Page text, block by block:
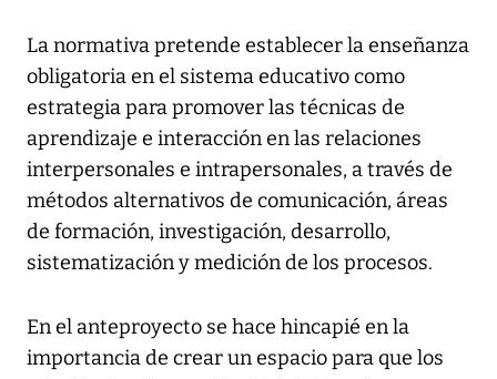
La normativa pretende establecer la enseñanza
obligatoria en el sistema educativo como
estrategia para promover las técnicas de
aprendizaje e interacción en las relaciones
interpersonales e intrapersonales, a través de
métodos alternativos de comunicación, áreas
de formación, investigación, desarrollo,
sistematización y medición de los procesos.
En el anteproyecto se hace hincapié en la
importancia de crear un espacio para que los